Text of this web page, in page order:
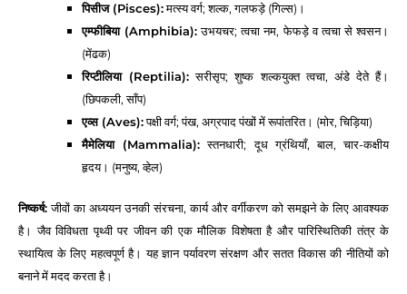
पिसीज (Pisces):मत्स्य वर्ग; शल्क, गलफड़े (गिल्स)।
एम्फीबिया (Amphibia):उभयचर; त्वचा नम, फेफड़े व त्वचा से श्वसन।
(मेंढक)
रिप्टीलिया (Reptilia): सरीसृप; शुष्क शल्कयुक्त त्वचा, अंडे देते हैं।
(छिपकली, साँप)
एव्स (Aves):पक्षी वर्ग; पंख, अग्रपाद पंखों में रूपांतरित। (मोर, चिड़िया)
मैमेलिया (Mammalia): स्तनधारी; दूध ग्रंथियाँ, बाल, चार-कक्षीय
हृदय। (मनुष्य, व्हेल)
निष्कर्ष:जीवों का अध्ययन उनकी संरचना, कार्य और वर्गीकरण को समझने के लिए आवश्यक
है। जैव विविधता पृथ्वी पर जीवन की एक मौलिक विशेषता है और पारिस्थितिकी तंत्र के
स्थायित्व के लिए महत्वपूर्ण है। यह ज्ञान पर्यावरण संरक्षण और सतत विकास की नीतियों को
बनाने में मदद करता है।